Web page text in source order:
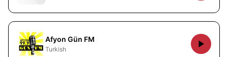
Afyon Gün FM
Turkish